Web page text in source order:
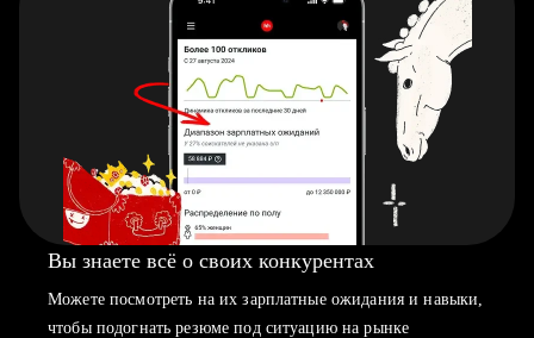
Вы знаете всё о своих конкурентах
Можете посмотреть на их зарплатные ожидания и навыки,
чтобы подогнать резюме под ситуацию на рынке